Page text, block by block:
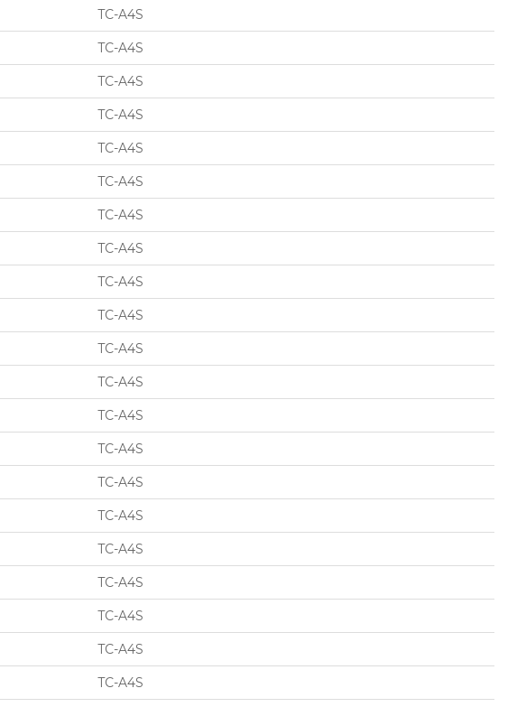
TC-A4S
TC-A4S
TC-A4S
TC-A4S
TC-A4S
TC-A4S
TC-A4S
TC-A4S
TC-A4S
TC-A4S
TC-A4S
TC-A4S
TC-A4S
TC-A4S
TC-A4S
TC-A4S
TC-A4S
TC-A4S
TC-A4S
TC-A4S
TC-A4S